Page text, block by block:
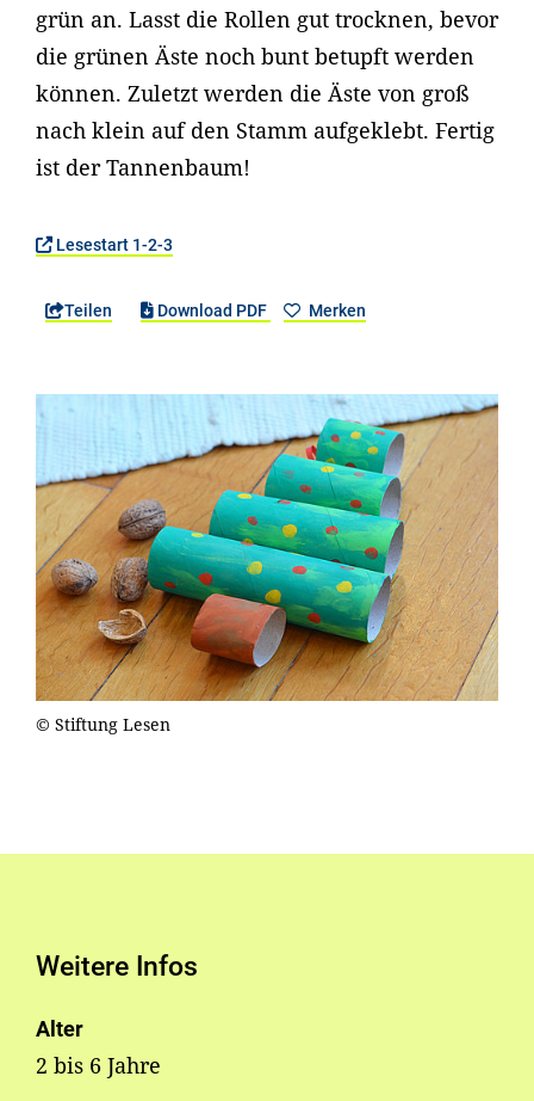
grün an. Lasst die Rollen gut trocknen, bevor
die grünen Äste noch bunt betupft werden
können. Zuletzt werden die Äste von groß
nach klein auf den Stamm aufgeklebt. Fertig
ist der Tannenbaum!
Lesestart 1-2-3
Teilen Download PDF Merken
© Stiftung Lesen
Weitere Infos
Alter
2 bis 6 Jahre